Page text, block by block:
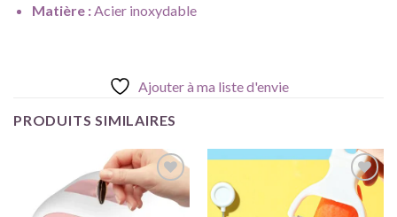
Matière :Acier inoxydable
Ajouter à ma liste d'envie
PRODUITS SIMILAIRES